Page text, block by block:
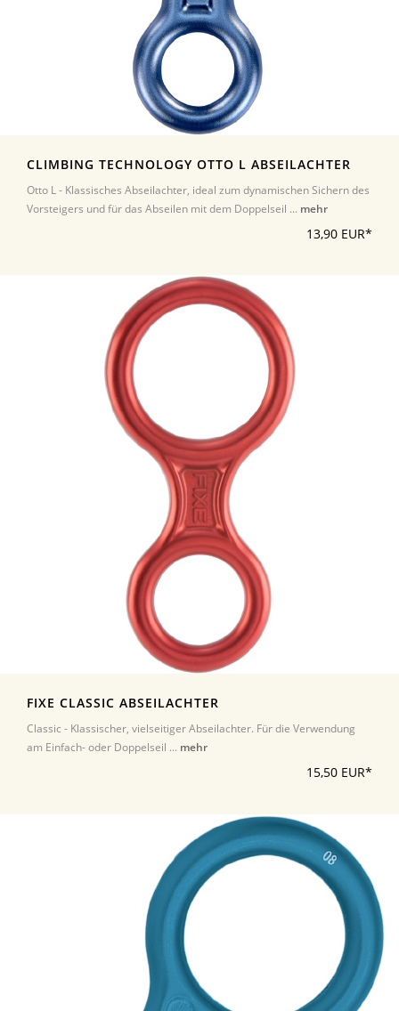
CLIMBING TECHNOLOGY OTTO L ABSEILACHTER
Otto L - Klassisches Abseilachter, ideal zum dynamischen Sichern des
Vorsteigers und für das Abseilen mit dem Doppelseil ... mehr
13,90 EUR*
FIXE CLASSIC ABSEILACHTER
Classic - Klassischer, vielseitiger Abseilachter. Für die Verwendung
am Einfach- oder Doppelseil ... mehr
15,50 EUR*